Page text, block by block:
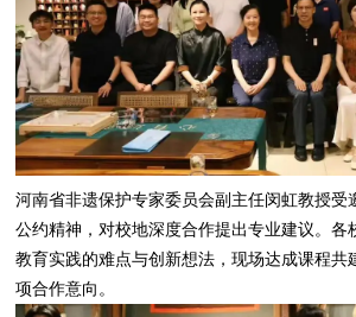
河南省非遗保护专家委员会副主任闵虹教授受
公约精神，对校地深度合作提出专业建议。各
教育实践的难点与创新想法，现场达成课程共
项合作意向。